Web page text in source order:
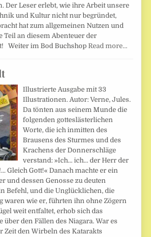
Der Leser erlebt, wie ihre Arbeit unsere
und Kultur nicht nur begründet,
hat zum allgemeinen Nutzen und
Teil an diesem Abenteuer der
Weiter im Bod BuchshopRead more…
Illustrierte Ausgabe mit 33
Illustrationen. Autor: Verne, Jules.
Da tönten aus seinem Munde die
folgenden gotteslästerlichen
Worte, die ich inmitten des
Brausens des Sturmes und des
Krachens der Donnerschläge
verstand: »Ich... ich... der Herr der
Gleich Gott!« Danach machte er ein
und dessen Genosse zu deuten
Befehl, und die Unglücklichen, die
waren wie er, führten ihn ohne Zögern
weit entfaltet, erhob sich das
über den Fällen des Niagara. War es
Zeit den Wirbeln des Katarakts